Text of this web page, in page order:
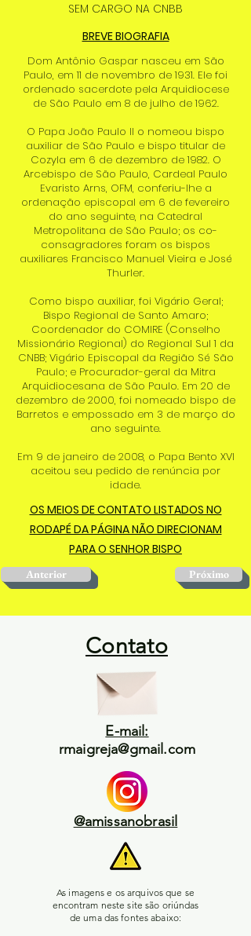
SEM CARGO NA CNBB
BREVE BIOGRAFIA
Dom Antônio Gaspar nasceu em São
Paulo, em 11 de novembro de 1931. Ele foi
ordenado sacerdote pela Arquidiocese
de São Paulo em 8 de julho de 1962.
O Papa João Paulo II o nomeou bispo
auxiliar de São Paulo e bispo titular de
Cozyla em 6 de dezembro de 1982. O
Arcebispo de São Paulo, Cardeal Paulo
Evaristo Arns, OFM, conferiu-lhe a
ordenação episcopal em 6 de fevereiro
do ano seguinte, na Catedral
Metropolitana de São Paulo; os co-
consagradores foram os bispos
auxiliares Francisco Manuel Vieira e José
Thurler.
Como bispo auxiliar, foi Vigário Geral;
Bispo Regional de Santo Amaro;
Coordenador do COMIRE (Conselho
Missionário Regional) do Regional Sul 1 da
CNBB; Vigário Episcopal da Região Sé São
Paulo; e Procurador-geral da Mitra
Arquidiocesana de São Paulo. Em 20 de
dezembro de 2000, foi nomeado bispo de
Barretos e empossado em 3 de março do
ano seguinte.
Em 9 de janeiro de 2008, o Papa Bento XVI
aceitou seu pedido de renúncia por
idade.
OS MEIOS DE CONTATO LISTADOS NO
RODAPÉ DA PÁGINA NÃO DIRECIONAM
PARA O SENHOR BISPO
Anterior Próximo
Contato
E-mail:
rmaigreja@gmail.com
@amissanobrasil
As imagens e os arquivos que se
encontram neste site são oriúndas
de uma das fontes abaixo: